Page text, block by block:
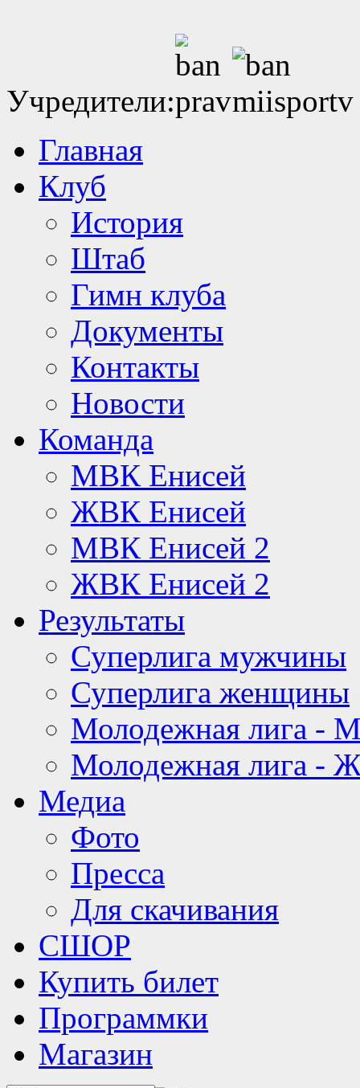
Учредители:
Главная
Клуб
История
Штаб
Гимн клуба
Документы
Контакты
Новости
Команда
МВК Енисей
ЖВК Енисей
МВК Енисей 2
ЖВК Енисей 2
Результаты
Суперлига мужчины
Суперлига женщины
Молодежная лига -
Молодежная лига -
Медиа
Фото
Пресса
Для скачивания
СШОР
Купить билет
Программки
Магазин